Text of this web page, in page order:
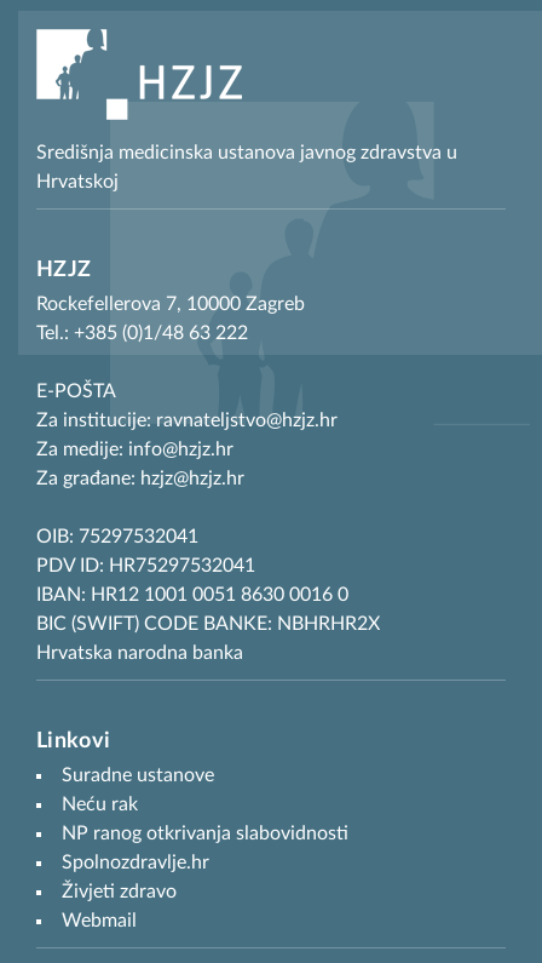
Središnja medicinska ustanova javnog zdravstva u
Hrvatskoj
HZJZ
Rockefellerova 7, 10000 Zagreb
Tel.: +385 (0)1/48 63 222
E-POŠTA
Za institucije: ravnateljstvo@hzjz.hr
Za medije: info@hzjz.hr
Za građane: hzjz@hzjz.hr
OIB: 75297532041
PDV ID: HR75297532041
IBAN: HR12 1001 0051 8630 0016 0
BIC (SWIFT) CODE BANKE: NBHRHR2X
Hrvatska narodna banka
Linkovi
Suradne ustanove
Neću rak
NP ranog otkrivanja slabovidnosti
Spolnozdravlje.hr
Živjeti zdravo
Webmail